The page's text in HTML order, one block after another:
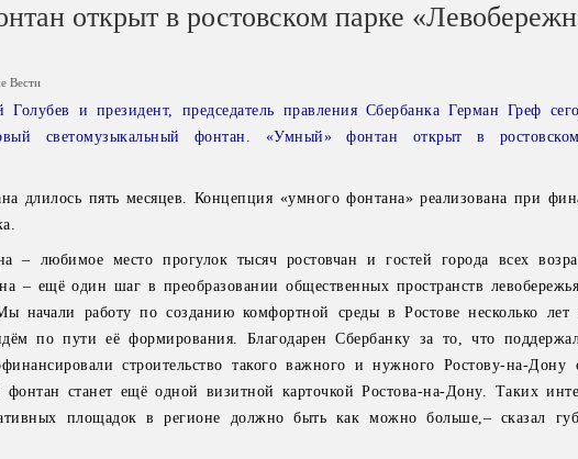
открыт в ростовском парке
Вести
Голубев и президент, председатель правления Сбербанка Герман Греф
светомузыкальный фонтан. «Умный» фонтан открыт в
длилось пять месяцев. Концепция «умного фонтана» реализована при
– любимое место прогулок тысяч ростовчан и гостей города всех
– ещё один шаг в преобразовании общественных пространств
начали работу по созданию комфортной среды в Ростове несколько лет
по пути её формирования. Благодарен Сбербанку за то, что
строительство такого важного и нужного Ростову-на-Дону
фонтан станет ещё одной визитной карточкой Ростова-на-Дону. Таких
площадок в регионе должно быть как можно больше,– сказал